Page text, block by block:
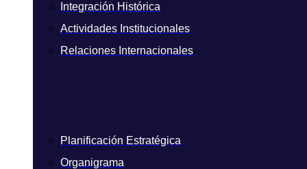
Integración Histórica
Actividades Institucionales
Relaciones Internacionales
Planificación Estratégica
Organigrama